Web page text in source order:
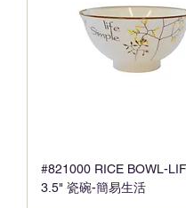
#821000 RICE BOWL-
3.5" 瓷碗-簡易生活